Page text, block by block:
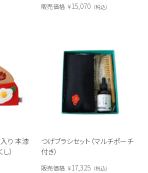
販売価格 ¥15,070 税込
り 本漆
）
つげブラシセット（マルチポーチ
付き）
販売価格 ¥17,325 税込